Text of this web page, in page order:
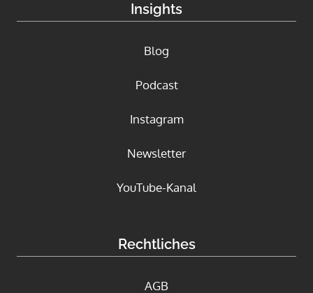
Insights
Blog
Podcast
Instagram
Newsletter
YouTube-Kanal
Rechtliches
AGB